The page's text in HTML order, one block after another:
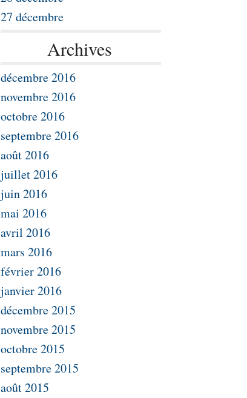
27 décembre
Archives
décembre 2016
novembre 2016
octobre 2016
septembre 2016
août 2016
juillet 2016
juin 2016
mai 2016
avril 2016
mars 2016
février 2016
janvier 2016
décembre 2015
novembre 2015
octobre 2015
septembre 2015
août 2015